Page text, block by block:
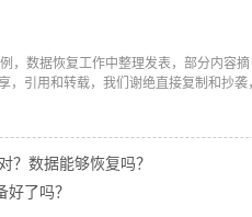
，数据恢复工作中整理发表，部分内容
引用和转载，我们谢绝直接复制和抄袭
？数据能够恢复吗？
了吗？